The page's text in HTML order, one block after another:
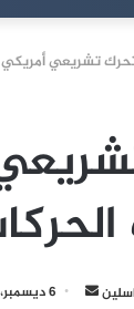
تشريعي أمريكي
أرسل 6 ديسمبر، 2025